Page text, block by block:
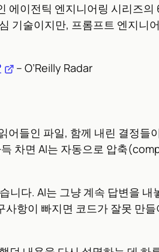
에이전틱 엔지니어링 시리즈
기술이지만, 프롬프트 엔지니
– O’Reilly Radar
어들인 파일, 함께 내린 결정들
차면 AI는 자동으로 압축
니다. AI는 그냥 계속 답변을
항이 빠지면 코드가 잘못 만